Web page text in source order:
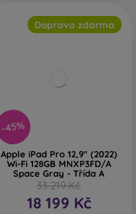
-45%
Doprava zdarma
Apple iPad Pro 12,9" (2022)
Wi-Fi 128GB MNXP3FD/A
Space Gray - Třída A
33 219 Kč
18 199 Kč